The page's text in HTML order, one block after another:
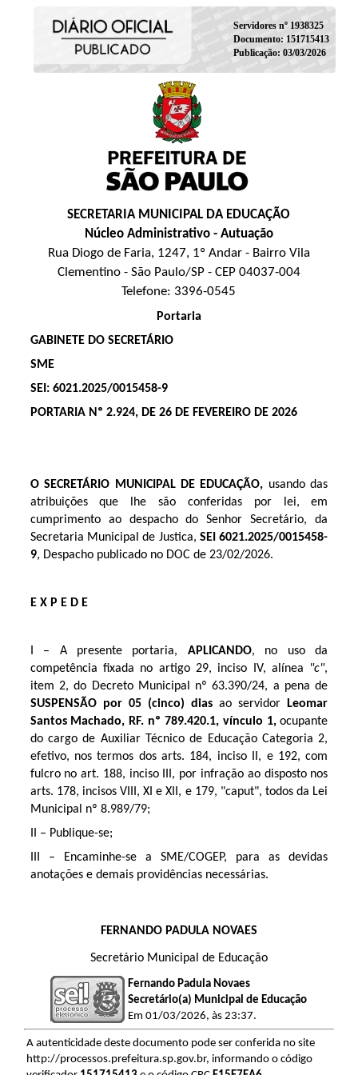
Servidores nº 1938325
Documento: 151715413
Publicação: 03/03/2026
SECRETARIA MUNICIPAL DA EDUCAÇÃO
Núcleo Administrativo - Autuação
Rua Diogo de Faria, 1247, 1º Andar - Bairro Vila
Clementino - São Paulo/SP - CEP 04037-004
Telefone: 3396-0545
Portaria
GABINETE DO SECRETÁRIO
SME
SEI: 6021.2025/0015458-9
PORTARIA Nº 2.924, DE 26 DE FEVEREIRO DE 2026
O SECRETÁRIO MUNICIPAL DE EDUCAÇÃO, usando das
atribuições que lhe são conferidas por lei, em
cumprimento ao despacho do Senhor Secretário, da
Secretaria Municipal de Justica,SEI 6021.2025/0015458-
9, Despacho publicado no DOC de 23/02/2026.
E X P E D E
I – A presente portaria, APLICANDO, no uso da
competência fixada no artigo 29, inciso IV, alínea
"c",
item 2, do Decreto Municipal nº 63.390/24, a pena de
SUSPENSÃO por 05 (cinco) dias ao servidor
Leomar
Santos Machado, RF. nº 789.420.1, vínculo 1,ocupante
do cargo de Auxiliar Técnico de Educação Categoria 2,
efetivo, nos termos dos arts. 184, inciso II, e 192, com
fulcro no art. 188, inciso III, por infração ao disposto nos
arts. 178, incisos VIII, XI e XII, e 179, "caput", todos da Lei
Municipal nº 8.989/79;
II – Publique-se;
III – Encaminhe-se a SME/COGEP, para as devidas
anotações e demais providências necessárias.
FERNANDO PADULA NOVAES
Secretário Municipal de Educação
Fernando Padula Novaes
Secretário(a) Municipal de Educação
Em 01/03/2026, às 23:37.
A autenticidade deste documento pode ser conferida no site
http://processos.prefeitura.sp.gov.br, informando o código